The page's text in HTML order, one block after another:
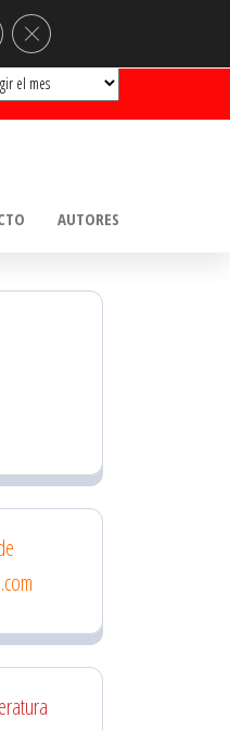
ARCHIVOS
AUTORES
Cerrar el banner de cookies